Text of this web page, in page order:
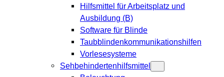
Hilfsmittel für Arbeitsplatz und
Ausbildung (B)
Software für Blinde
Taubblindenkommunikationshilfen
Vorlesesysteme
Sehbehindertenhilfsmittel